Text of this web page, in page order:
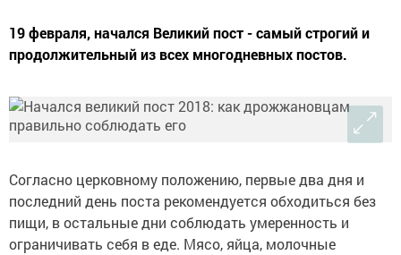
19 февраля, начался Великий пост - самый строгий и
продолжительный из всех многодневных постов.
Согласно церковному положению, первые два дня и
последний день поста рекомендуется обходиться без
пищи, в остальные дни соблюдать умеренность и
ограничивать себя в еде. Мясо, яйца, молочные